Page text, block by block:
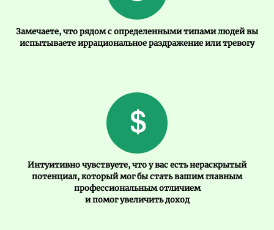
Замечаете, что рядом с определенными типами людей вы
испытываете иррациональное раздражение или тревогу
Интуитивно чувствуете, что у вас есть нераскрытый
потенциал, который мог бы стать вашим главным
профессиональным отличием
и помог увеличить доход